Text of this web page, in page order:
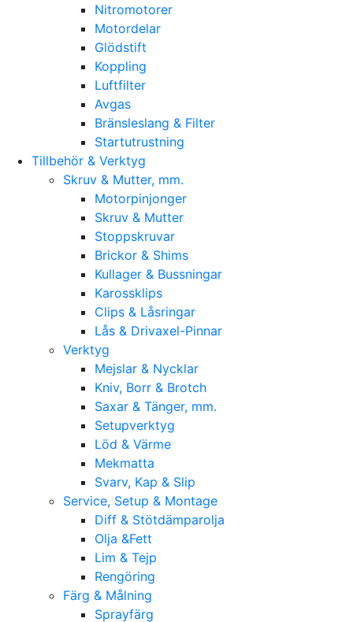
Nitromotorer
Motordelar
Glödstift
Koppling
Luftfilter
Avgas
Bränsleslang & Filter
Startutrustning
Tillbehör & Verktyg
Skruv & Mutter, mm.
Motorpinjonger
Skruv & Mutter
Stoppskruvar
Brickor & Shims
Kullager & Bussningar
Karossklips
Clips & Låsringar
Lås & Drivaxel-Pinnar
Verktyg
Mejslar & Nycklar
Kniv, Borr & Brotch
Saxar & Tänger, mm.
Setupverktyg
Löd & Värme
Mekmatta
Svarv, Kap & Slip
Service, Setup & Montage
Diff & Stötdämparolja
Olja &Fett
Lim & Tejp
Rengöring
Färg & Målning
Sprayfärg